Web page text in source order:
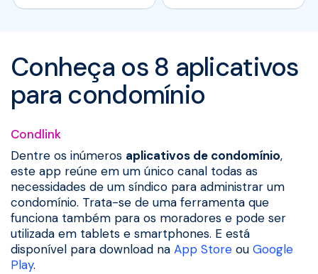
Conheça os 8 aplicativos
para condomínio
Condlink
Dentre os inúmeros aplicativos de condomínio,
este app reúne em um único canal todas as
necessidades de um síndico para administrar um
condomínio. Trata-se de uma ferramenta que
funciona também para os moradores e pode ser
utilizada em tablets e smartphones. E está
disponível para download na App Store ou Google
Play.